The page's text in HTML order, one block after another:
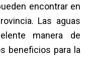
encontrar en
Las aguas
manera de
beneficios para la